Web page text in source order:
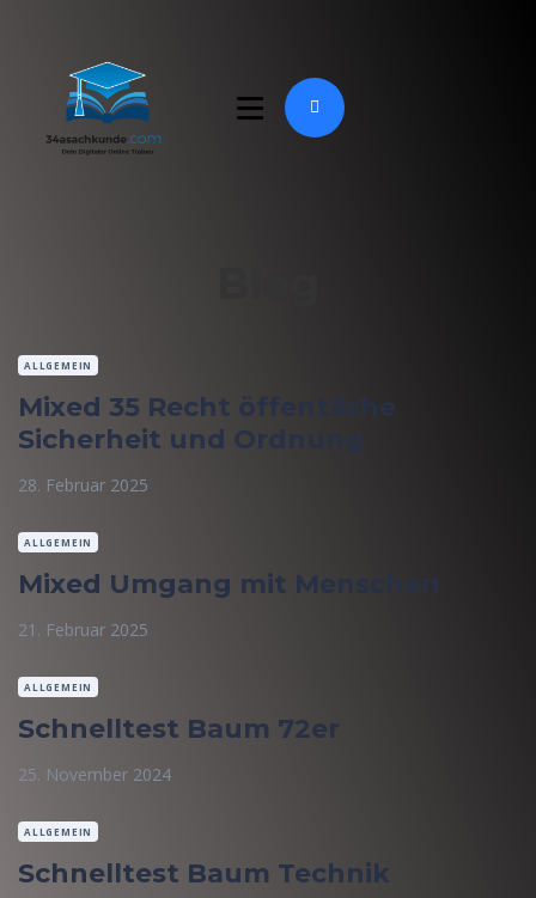
ALLGEMEIN
Mixed 35 Recht öffentliche
Sicherheit und Ordnung
28. Februar 2025
ALLGEMEIN
Mixed Umgang mit Menschen
21. Februar 2025
ALLGEMEIN
Schnelltest Baum 72er
25. November 2024
ALLGEMEIN
Schnelltest Baum Technik